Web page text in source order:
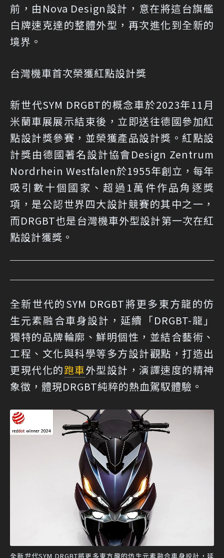
前，由Nova Design設計，意在將這台旗艦
白牌速克達的整體外型，再次進化到全新的
境界。
台灣機車首次榮獲紅點設計獎
新世代SYM DRGBT的概念車於2023年11月
米蘭車展展示結束後，立即送往德國參加紅
點設計獎參賽，並榮獲產品設計獎。紅點設
計獎由德國著名設計協會Design Zentrum
Nordrhein Westfalen於1955年創立，每年
吸引數十個國家、超過1萬件作品角逐獎
項，是公認世界四大設計競賽的其中之一，
而DRGBT也是台灣機車外型設計第一次在紅
點設計獲獎。
全新世代的SYM DRGBT將更多東方龍的仿
生元素融合車身設計，延續「DRGBT-龍」
獨特的品牌輪廓、鮮明個性，並結合藝術、
工程、文化與科學等多方設計觀點，打造出
更現代化的跑車外型設計，演譯速度的精神
象徵，體現DRGBT純粹的熱血駕馭體驗。
全新世代SYM DRGBT將更多東方龍的仿生元素融合車身設計，延